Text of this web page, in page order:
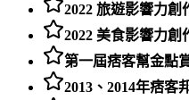
2022 旅遊影響力創
2022 美食影響力創
第一屆痞客幫金點
2013、2014年痞客